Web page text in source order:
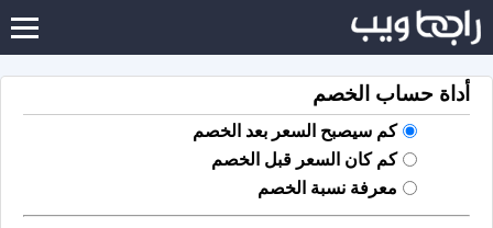
أداة حساب الخصم
كم سيصبح السعر بعد الخصم
كم كان السعر قبل الخصم
معرفة نسبة الخصم